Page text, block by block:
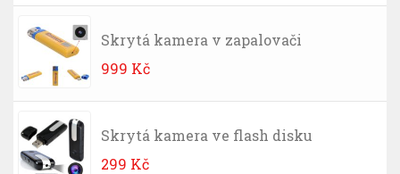
Skrytá kamera v zapalovači
999 Kč
Skrytá kamera ve flash disku
299 Kč